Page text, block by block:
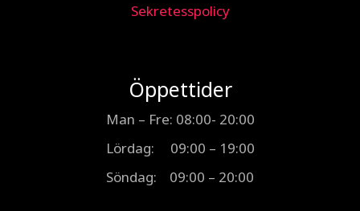
Sekretesspolicy
Öppettider
Man – Fre: 08:00- 20:00
Lördag: 09:00 – 19:00
Söndag: 09:00 – 20:00